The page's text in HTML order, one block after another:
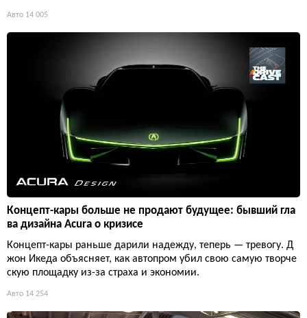
Авто 14 005
Концепт-кары больше не продают будущее: бывший гла
ва дизайна Acura о кризисе
Концепт-кары раньше дарили надежду, теперь — тревогу. Д
жон Икеда объясняет, как автопром убил свою самую творче
скую площадку из-за страха и экономии.
Авто 14 254